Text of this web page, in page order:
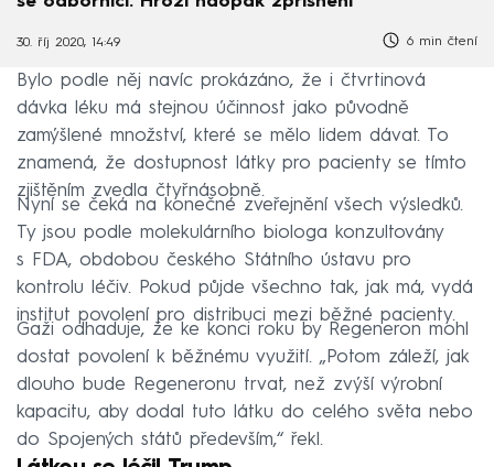
30. říj 2020, 14:49 6 min čtení
Bylo podle něj navíc prokázáno, že i čtvrtinová
dávka léku má stejnou účinnost jako původně
zamýšlené množství, které se mělo lidem dávat. To
znamená, že dostupnost látky pro pacienty se tímto
zjištěním zvedla čtyřnásobně.
Nyní se čeká na konečné zveřejnění všech výsledků.
Ty jsou podle molekulárního biologa konzultovány
s FDA, obdobou českého Státního ústavu pro
kontrolu léčiv. Pokud půjde všechno tak, jak má, vydá
institut povolení pro distribuci mezi běžné pacienty.
Gaži odhaduje, že ke konci roku by Regeneron mohl
dostat povolení k běžnému využití. „Potom záleží, jak
dlouho bude Regeneronu trvat, než zvýší výrobní
kapacitu, aby dodal tuto látku do celého světa nebo
do Spojených států především,“ řekl.